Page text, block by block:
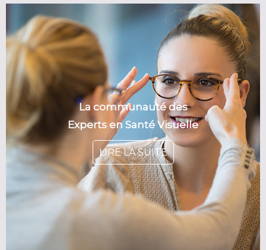
La communauté des
Experts en Santé Visuelle
LIRE LA SUITE